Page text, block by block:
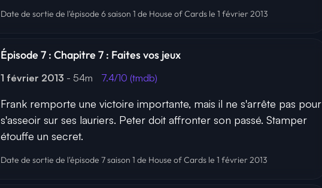
Date de sortie de l'épisode 6 saison 1 de House of Cards le 1 février 2013
Épisode 7 : Chapitre 7 : Faites vos jeux
1 février 2013 - 54m 7.4/10 (tmdb)
Frank remporte une victoire importante, mais il ne s'arrête pas pour
s'asseoir sur ses lauriers. Peter doit affronter son passé. Stamper
étouffe un secret.
Date de sortie de l'épisode 7 saison 1 de House of Cards le 1 février 2013